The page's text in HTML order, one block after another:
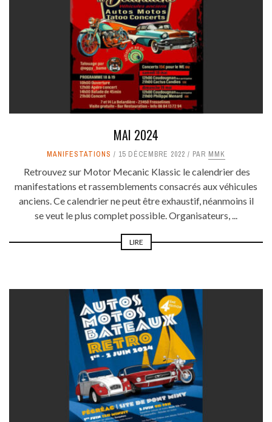
MAI 2024
MANIFESTATIONS 15 DÉCEMBRE 2022 PAR MMK
Retrouvez sur Motor Mecanic Klassic le calendrier des
manifestations et rassemblements consacrés aux véhicules
anciens. Ce calendrier ne peut être exhaustif, néanmoins il
se veut le plus complet possible. Organisateurs, ...
LIRE